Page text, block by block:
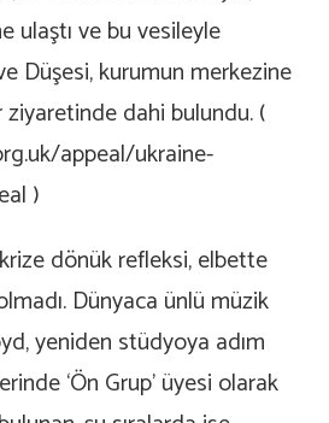
ulaştı ve bu vesileyle
Düşesi, kurumun merkezine
dahi bulundu. (
appeal/ukraine-
)
dönük refleksi, elbette
Dünyaca ünlü müzik
yeniden stüdyoya adım
‘Ön Grup’ üyesi olarak